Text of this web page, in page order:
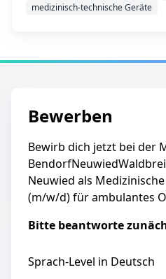
medizinisch-technische Geräte
Bewerben
Bewirb dich jetzt bei der
Neuwied als
(m/w/d) für ambulantes
Bitte beantworte
Sprach-Level in Deutsch